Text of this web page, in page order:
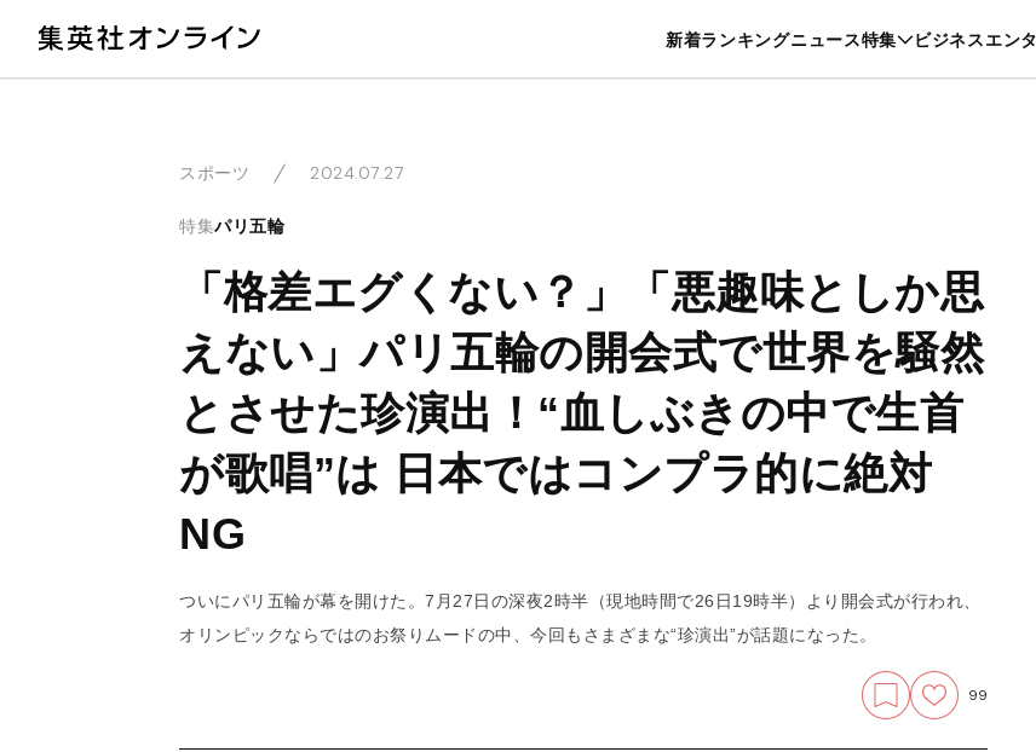
新着ランキングニュース特集 ビジネスエン
暮らし スポーツ ヘルスケア 美容 グ
スポーツ 2024.07.27
特集パリ五輪
「格差エグくない？」「悪趣味としか思
えない」パリ五輪の開会式で世界を騒然
とさせた珍演出！“血しぶきの中で生首
が歌唱”は 日本ではコンプラ的に絶対
NG
ついにパリ五輪が幕を開けた。7月27日の深夜2時半（現地時間で26日19時半）より開会式が行われ、
オリンピックならではのお祭りムードの中、今回もさまざまな“珍演出”が話題になった。
99